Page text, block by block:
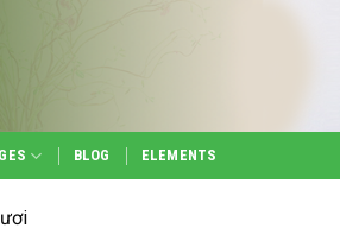
BLOG ELEMENTS